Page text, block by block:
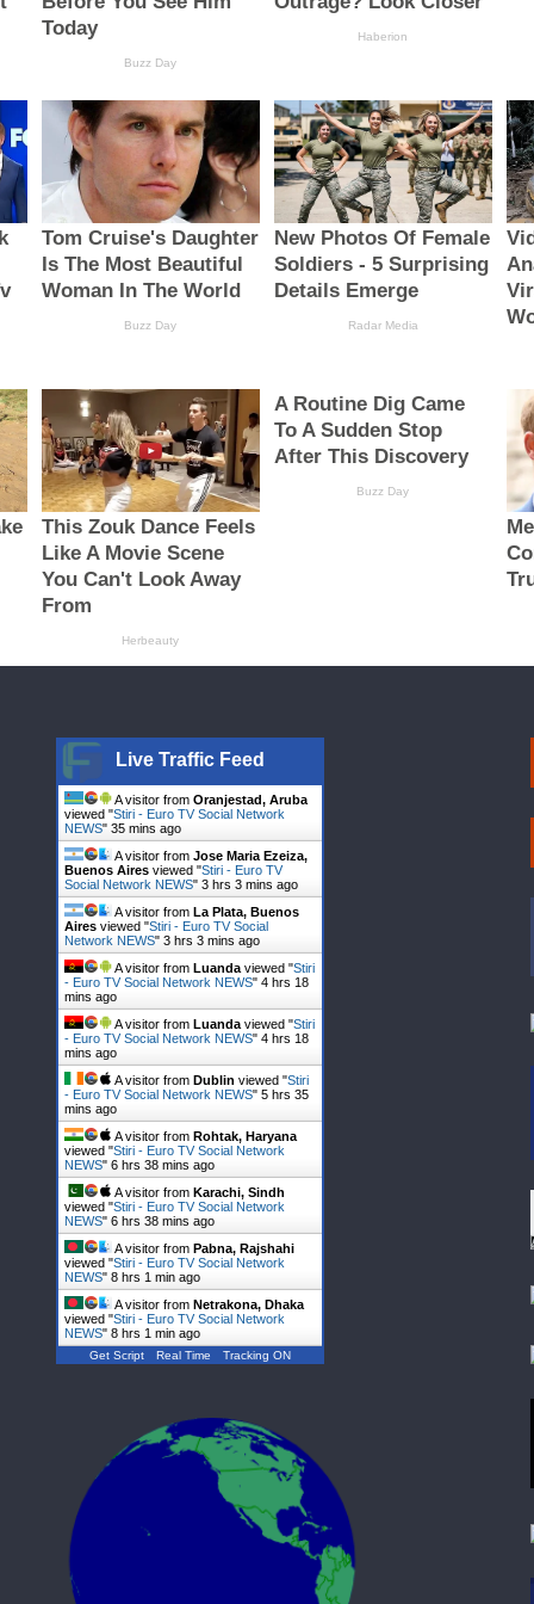
Live Traffic Feed
A visitor fromOranjestad, Aruba
viewed "Stiri - Euro TV Social Network
NEWS"35 mins ago
A visitor fromJose Maria Ezeiza,
Buenos Aires viewed "Stiri - Euro TV
Social Network NEWS"3 hrs 3 mins ago
A visitor fromLa Plata, Buenos
Aires viewed "Stiri - Euro TV Social
Network NEWS"3 hrs 3 mins ago
A visitor fromLuanda viewed "Stiri
- Euro TV Social Network NEWS"4 hrs 18
mins ago
A visitor fromLuanda viewed "Stiri
- Euro TV Social Network NEWS"4 hrs 18
mins ago
A visitor fromDublin viewed "Stiri
- Euro TV Social Network NEWS"5 hrs 35
mins ago
A visitor fromRohtak, Haryana
viewed "Stiri - Euro TV Social Network
NEWS"6 hrs 38 mins ago
A visitor fromKarachi, Sindh
viewed "Stiri - Euro TV Social Network
NEWS"6 hrs 38 mins ago
A visitor fromPabna, Rajshahi
viewed "Stiri - Euro TV Social Network
NEWS"8 hrs 1 min ago
A visitor fromNetrakona, Dhaka
viewed "Stiri - Euro TV Social Network
NEWS"8 hrs 1 min ago
Get Script Real Time Tracking ON